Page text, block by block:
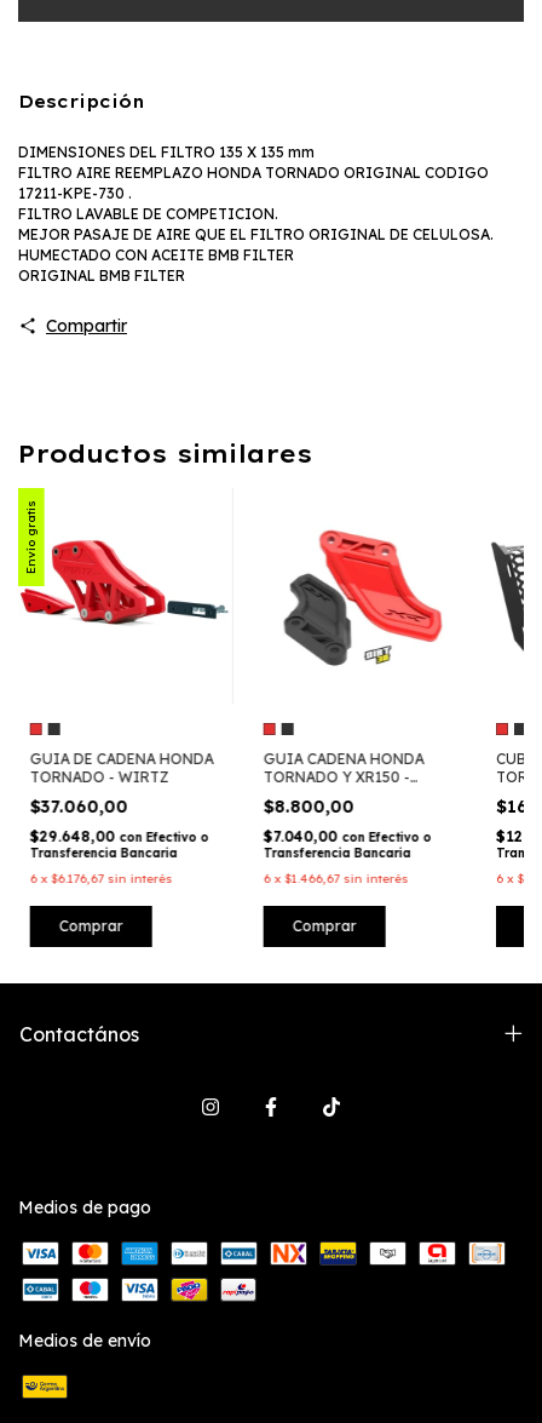
Descripción
DIMENSIONES DEL FILTRO 135 X 135 mm
FILTRO AIRE REEMPLAZO HONDA TORNADO ORIGINAL CODIGO
17211-KPE-730 .
FILTRO LAVABLE DE COMPETICION.
MEJOR PASAJE DE AIRE QUE EL FILTRO ORIGINAL DE CELULOSA.
HUMECTADO CON ACEITE BMB FILTER
ORIGINAL BMB FILTER
Compartir
Productos similares
Envío gratis
GUIA DE CADENA HONDA
TORNADO - WIRTZ
$37.060,00
$29.648,00 con Efectivo o
Transferencia Bancaria
6 x$6.176,67 sin interés
Comprar
GUIA CADENA HONDA
TORNADO Y XR150 -
$8.800,00
$7.040,00 con Efectivo o
Transferencia Bancaria
6 x$1.466,67 sin interés
Comprar
6 x
Contactános
Medios de pago
Medios de envío